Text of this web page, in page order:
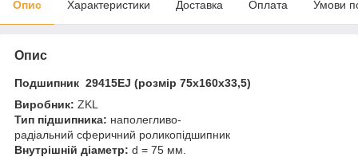
Опис Характеристики Доставка Оплата Умови
Опис
Подшипник 29415EJ (розмір 75x160x33,5)
Виробник: ZKL
Тип підшипника: наполегливо-
радіальний сферичний роликопідшипник
Внутрішній діаметр: d = 75 мм.